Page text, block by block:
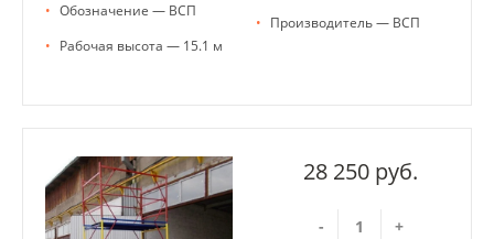
• Обозначение — ВСП
• Рабочая высота — 15.1 м
• Производитель — ВСП
28 250 руб.
- +